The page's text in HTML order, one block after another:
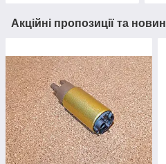
Акційні пропозиції та